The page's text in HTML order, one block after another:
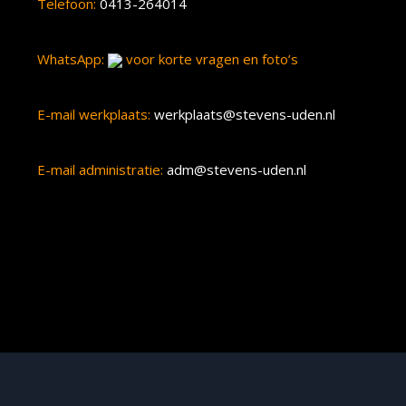
WhatsApp: voor korte vragen en foto’s
E-mail werkplaats: werkplaats@stevens-uden.nl
E-mail administratie: adm@stevens-uden.nl